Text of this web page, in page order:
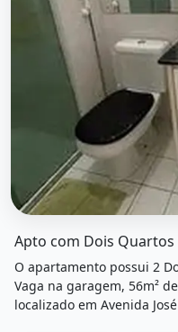
O apartamento possui 2
Vaga na garagem, 56m²
localizado em Avenida